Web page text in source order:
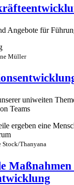
Angebote für
Müller
uniweiten
Teams
Stock/Thanyana